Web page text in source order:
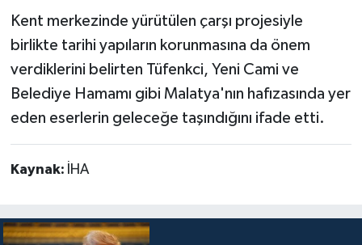
Kent merkezinde yürütülen çarşı projesiyle
birlikte tarihi yapıların korunmasına da önem
verdiklerini belirten Tüfenkci, Yeni Cami ve
Belediye Hamamı gibi Malatya'nın hafızasında yer
eden eserlerin geleceğe taşındığını ifade etti.
Kaynak: İHA